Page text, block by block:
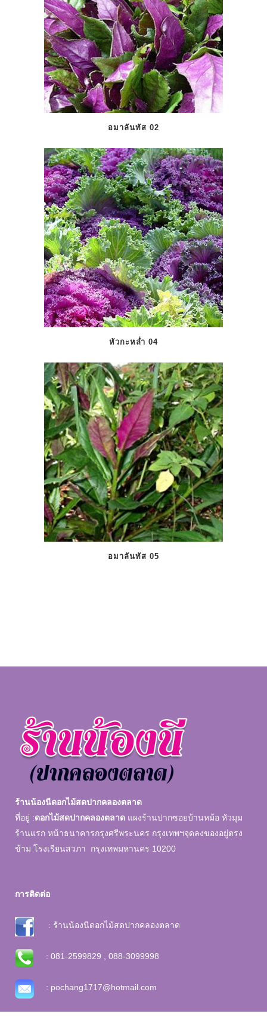
อมาลันทัส 02
หัวกะหล่ำ 04
อมาลันทัส 05
ร้านน้องนีดอกไม้สดปากคลองตลาด
ที่อยู่ :ดอกไม้สดปากคลองตลาด แผงร้านปากซอยบ้านหม้อ หัวมุม
ร้านแรก หน้าธนาคารกรุงศรีพระนคร กรุงเทพฯจุดลงของอยู่ตรง
ข้าม โรงเรียนสวภา กรุงเทพมหานคร 10200
การติดต่อ
: ร้านน้องนีดอกไม้สดปากคลองตลาด
: 081-2599829 , 088-3099998
: pochang1717@hotmail.com